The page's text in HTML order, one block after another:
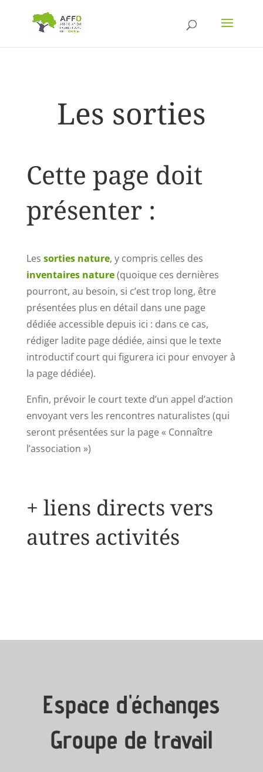
Les sorties
Cette page doit
présenter :
Les sorties nature, y compris celles des
inventaires nature(quoique ces dernières
pourront, au besoin, si c’est trop long, être
présentées plus en détail dans une page
dédiée accessible depuis ici : dans ce cas,
rédiger ladite page dédiée, ainsi que le texte
introductif court qui figurera ici pour envoyer à
la page dédiée).
Enfin, prévoir le court texte d’un appel d’action
envoyant vers les rencontres naturalistes (qui
seront présentées sur la page « Connaître
l’association »)
+ liens directs vers
autres activités
Espace d'échanges
Groupe de travail